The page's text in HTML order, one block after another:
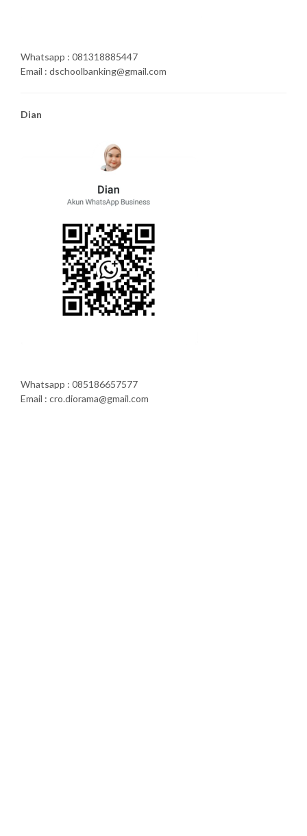
Whatsapp : 081318885447
Email : dschoolbanking@gmail.com
Dian
Whatsapp : 085186657577
Email : cro.diorama@gmail.com